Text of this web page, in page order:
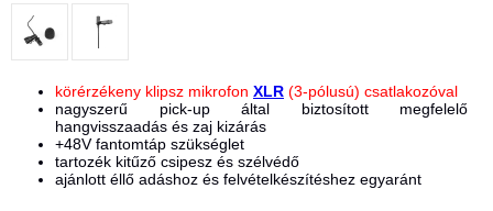
körérzékeny klipsz mikrofon XLR (3-pólusú) csatlakozóval
nagyszerű pick-up által biztosított megfelelő
hangvisszaadás és zaj kizárás
+48V fantomtáp szükséglet
tartozék kitűző csipesz és szélvédő
ajánlott éllő adáshoz és felvételkészítéshez egyaránt